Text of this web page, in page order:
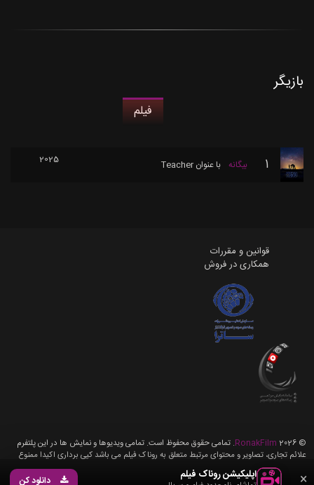
بازیگر
فیلم
1 بیگانه با عنوان Teacher
2025
قوانین و مقررات
همکاری در فروش
©
2026
RonakFilm. تمامی حقوق محفوظ است. تمامی ویدیوها و نمایش ها در این پلتفرم
علائم تجاری، تصاویر و محتوای مرتبط متعلق به روناک فیلم می باشد کپی برداری اکیدا ممنوع
می باشد، تمامی حقوق برای روناک فیلم محفوظ می باشد.
× اپلیکیشن روناک فیلم دانلود کن